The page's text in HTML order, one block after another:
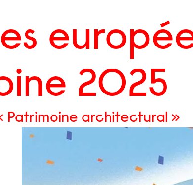
2025
Patrimoine architectural »